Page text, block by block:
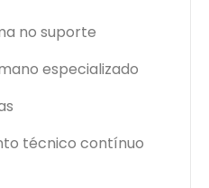
no suporte
especializado
técnico contínuo